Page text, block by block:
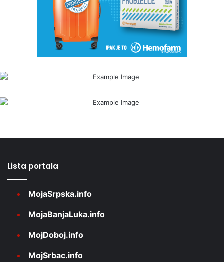
Lista portala
MojaSrpska.info
MojaBanjaLuka.info
MojDoboj.info
MojSrbac.info